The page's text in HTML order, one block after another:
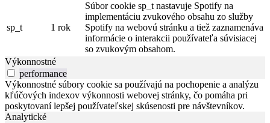
sp_t 1 rok
Súbor cookie sp_t nastavuje Spotify na
implementáciu zvukového obsahu zo služby
Spotify na webovú stránku a tiež zaznamenáva
informácie o interakcii používateľa súvisiacej
so zvukovým obsahom.
Výkonnostné
performance
Výkonnostné súbory cookie sa používajú na pochopenie a analýzu
kľúčových indexov výkonnosti webovej stránky, čo pomáha pri
poskytovaní lepšej používateľskej skúsenosti pre návštevníkov.
Analytické